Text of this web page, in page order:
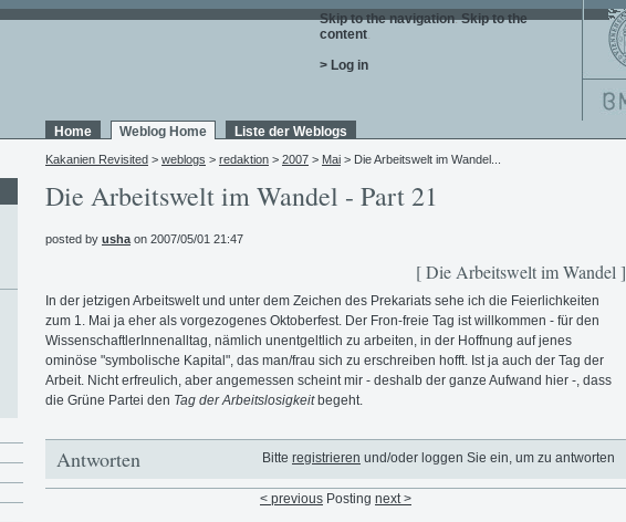
Skip to the navigation. Skip to the
content.
> Log in
Home Weblog Home Liste der Weblogs
Kakanien Revisited > weblogs > redaktion > 2007 > Mai > Die Arbeitswelt im Wandel...
Die Arbeitswelt im Wandel - Part 21
posted by usha on 2007/05/01 21:47
[ Die Arbeitswelt im Wandel ]
In der jetzigen Arbeitswelt und unter dem Zeichen des Prekariats sehe ich die Feierlichkeiten
zum 1. Mai ja eher als vorgezogenes Oktoberfest. Der Fron-freie Tag ist willkommen - für den
WissenschaftlerInnenalltag, nämlich unentgeltlich zu arbeiten, in der Hoffnung auf jenes
ominöse "symbolische Kapital", das man/frau sich zu erschreiben hofft. Ist ja auch der Tag der
Arbeit. Nicht erfreulich, aber angemessen scheint mir - deshalb der ganze Aufwand hier -, dass
die Grüne Partei den Tag der Arbeitslosigkeitbegeht.
Bitte registrieren und/oder loggen Sie ein, um zu antworten
Antworten
< previous Posting next >